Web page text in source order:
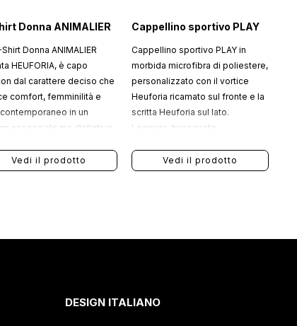
Donna ANIMALIER
Donna ANIMALIER
HEUFORIA, è capo
dal carattere deciso che
comfort, femminilità e
in un
essenziale ma distintivo.
Vedi il prodotto
Cappellino sportivo PLAY
Cappellino sportivo PLAY in
morbida microfibra di poliestere,
personalizzato con il vortice
Heuforia ricamato sul fronte e la
scritta Heuforia sul lato.
Leggero, traspirante,
ideale per lo sport e le attività
all’aperto.
Vedi il prodotto
DESIGN ITALIANO